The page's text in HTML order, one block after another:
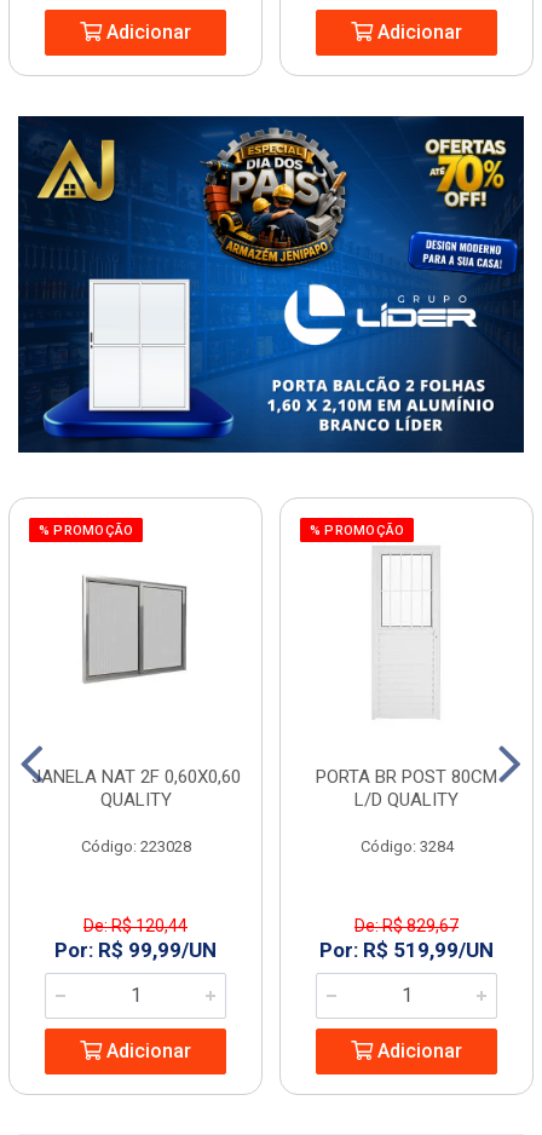
Adicionar Adicionar
% PROMOÇÃO
JANELA NAT 2F 0,60X0,60
QUALITY
Código: 223028
De: R$ 120,44
Por: R$ 99,99/UN
Adicionar
% PROMOÇÃO
PORTA BR POST 80CM
L/D QUALITY
Código: 3284
De: R$ 829,67
Por: R$ 519,99/UN
Adicionar